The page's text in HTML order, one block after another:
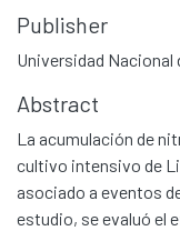
Publisher
Universidad Nacional
Abstract
La acumulación de
cultivo intensivo de
asociado a eventos
estudio, se evaluó el